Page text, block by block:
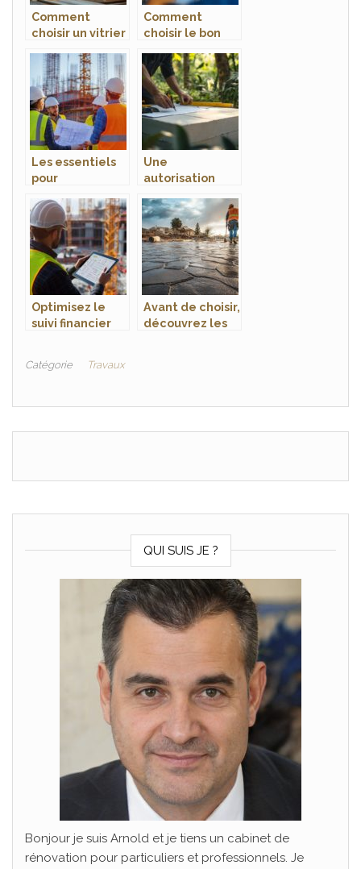
Comment
choisir un vitrier
de miroiterie et
vitrerie à
Montpellier ?
Comment
choisir le bon
vos installations
électriques et
domotiques
Les essentiels
pour
en Bâtiment :
Démarrer votre
entreprise avec
succès et
pérennité
Une
autorisation
abri de jardin en
parpaings ?
Guide complet
des démarches
administratives
Optimisez le
suivi financier
adaptés
Avant de choisir,
découvrez les
limites de cette
Catégorie Travaux
QUI SUIS JE ?
Bonjour je suis Arnold et je tiens un cabinet de
rénovation pour particuliers et professionnels. Je